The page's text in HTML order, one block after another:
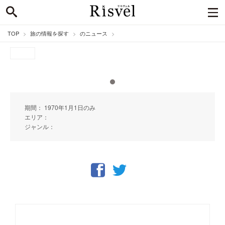
TOP 旅の情報を探す のニュース
期間： 1970年1月1日のみ
エリア：
ジャンル：